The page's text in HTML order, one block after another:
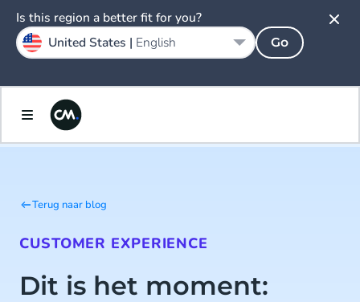
Terug naar blog
CUSTOMER EXPERIENCE
Dit is het moment:
Is this region a better fit for you?
United States | English Go